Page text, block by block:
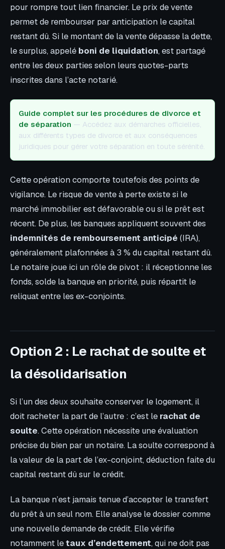
pour rompre tout lien financier. Le prix de vente
permet de rembourser par anticipation le capital
restant dû. Si le montant de la vente dépasse la dette,
le surplus, appelé boni de liquidation, est partagé
entre les deux parties selon leurs quotes-parts
inscrites dans l’acte notarié.
Guide complet sur les procédures de divorce et
de séparation — Accédez aux démarches officielles,
aux différents types de divorce et aux conséquences
juridiques pour gérer votre séparation en toute sérénité.
Cette opération comporte toutefois des points de
vigilance. Le risque de vente à perte existe si le
marché immobilier est défavorable ou si le prêt est
récent. De plus, les banques appliquent souvent des
indemnités de remboursement anticipé (IRA),
généralement plafonnées à 3 % du capital restant dû.
Le notaire joue ici un rôle de pivot : il réceptionne les
fonds, solde la banque en priorité, puis répartit le
reliquat entre les ex-conjoints.
Option 2 : Le rachat de soulte et
la désolidarisation
Si l’un des deux souhaite conserver le logement, il
doit racheter la part de l’autre : c’est le rachat de
soulte. Cette opération nécessite une évaluation
précise du bien par un notaire. La soulte correspond à
la valeur de la part de l’ex-conjoint, déduction faite du
capital restant dû sur le crédit.
La banque n’est jamais tenue d’accepter le transfert
du prêt à un seul nom. Elle analyse le dossier comme
une nouvelle demande de crédit. Elle vérifie
notamment letaux d’endettement, qui ne doit pas